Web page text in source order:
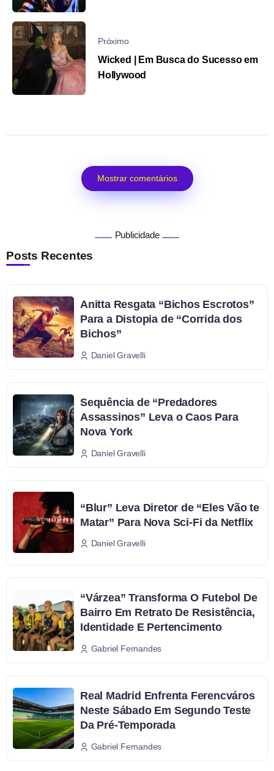
Próximo
Wicked | Em Busca do Sucesso em
Hollywood
Mostrar comentários
Publicidade
Posts Recentes
Anitta Resgata “Bichos Escrotos”
Para a Distopia de “Corrida dos
Bichos”
Daniel Gravelli
Sequência de “Predadores
Assassinos” Leva o Caos Para
Nova York
Daniel Gravelli
“Blur” Leva Diretor de “Eles Vão te
Matar” Para Nova Sci-Fi da Netflix
Daniel Gravelli
“Várzea” Transforma O Futebol De
Bairro Em Retrato De Resistência,
Identidade E Pertencimento
Gabriel Fernandes
Real Madrid Enfrenta Ferencváros
Neste Sábado Em Segundo Teste
Da Pré-Temporada
Gabriel Fernandes